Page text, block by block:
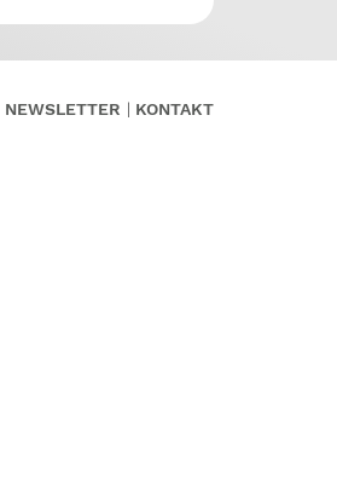
NEWSLETTER KONTAKT